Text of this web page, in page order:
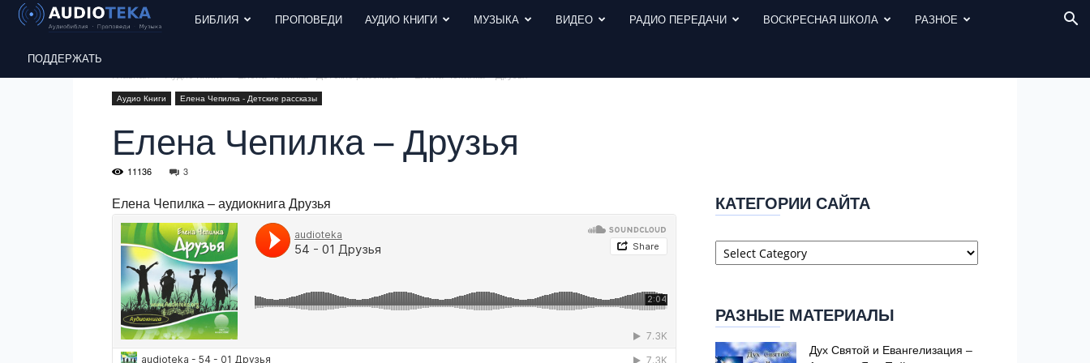
БИБЛИЯ ПРОПОВЕДИ АУДИО КНИГИ МУЗЫКА ВИДЕО РАДИО ПЕРЕДАЧИ ВОСКРЕСНАЯ ШКОЛА РАЗНОЕ
ПОДДЕРЖАТЬ
Аудио Книги Елена Чепилка - Детские рассказы
Елена Чепилка – Друзья
11136 3
Елена Чепилка – аудиокнига Друзья КАТЕГОРИИ САЙТА
Категории
сайта
РАЗНЫЕ МАТЕРИАЛЫ
Дух Святой и Евангелизация –